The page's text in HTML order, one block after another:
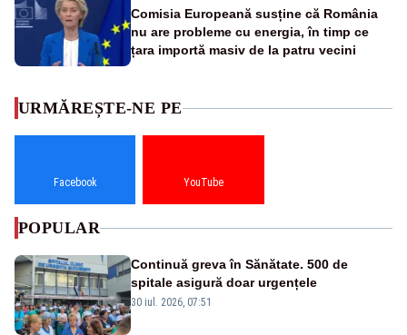
Comisia Europeană susține că România
nu are probleme cu energia, în timp ce
țara importă masiv de la patru vecini
URMĂREȘTE-NE PE
Facebook YouTube
POPULAR
Continuă greva în Sănătate. 500 de
spitale asigură doar urgențele
30 iul. 2026, 07:51